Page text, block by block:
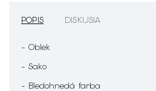
POPIS DISKUSIA
- Oblek
- Sako
- Bledohnedá farba